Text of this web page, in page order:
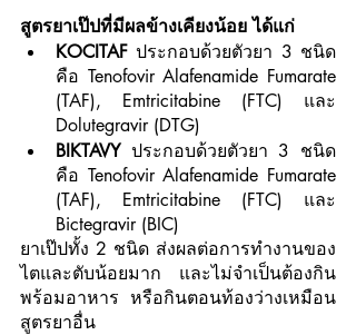
สูตรยาเป๊ปที่มีผลข้างเคียงน้อย ได้แก่
KOCITAF ประกอบด้วยตัวยา 3 ชนิด
คือ Tenofovir Alafenamide Fumarate
(TAF), Emtricitabine (FTC) และ
Dolutegravir (DTG)
BIKTAVY ประกอบด้วยตัวยา 3 ชนิด
คือ Tenofovir Alafenamide Fumarate
(TAF), Emtricitabine (FTC) และ
Bictegravir (BIC)
ยาเป๊ปทั้ง 2 ชนิด ส่งผลต่อการทำงานของ
ไตและตับน้อยมาก และไม่จำเป็นต้องกิน
พร้อมอาหาร หรือกินตอนท้องว่างเหมือน
สูตรยาอื่น